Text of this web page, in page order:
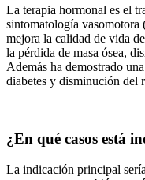
La terapia hormonal es el
sintomatología
mejora la calidad de vida
la pérdida de masa ósea,
Además ha demostrado
diabetes y disminución del
¿En qué casos está
La indicación principal